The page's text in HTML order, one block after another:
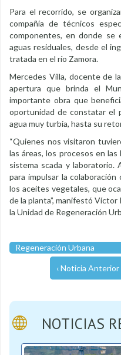
Para el recorrido, se
compañía de técnicos
componentes, en donde se
aguas residuales, desde el
tratada en el río Zamora.
Mercedes Villa, docente de
apertura que brinda el
importante obra que
oportunidad de constatar el
agua muy turbia, hasta su
“Quienes nos visitaron
las áreas, los procesos en
sistema scada y laboratorio.
para impulsar la
los aceites vegetales, que
de la planta”, manifestó
la Unidad de Regeneración
Regeneración Urbana
‹ Noticia Anterior
NOTICIAS